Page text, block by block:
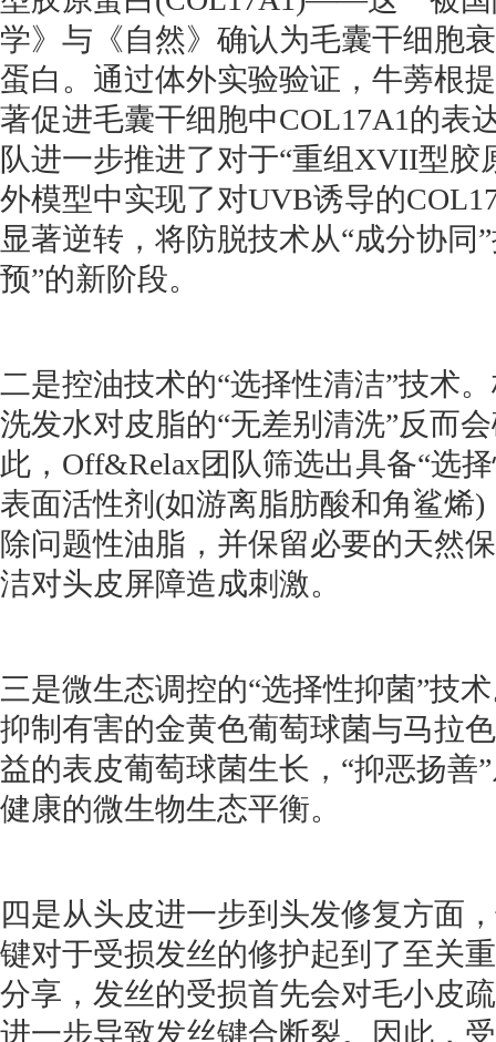
学》与《自然》确认为毛囊干细胞
蛋白。通过体外实验验证，牛蒡根
著促进毛囊干细胞中COL17A1的表
队进一步推进了对于“重组XVII型胶
外模型中实现了对UVB诱导的
显著逆转，将防脱技术从“成分协同
预”的新阶段。
二是控油技术的“选择性清洁”技术
洗发水对皮脂的“无差别清洗”反而
此，Off&Relax团队筛选出具备“选
表面活性剂(如游离脂肪酸和角鲨烯
除问题性油脂，并保留必要的天然
洁对头皮屏障造成刺激。
三是微生态调控的“选择性抑菌”技
抑制有害的金黄色葡萄球菌与马拉
益的表皮葡萄球菌生长，“抑恶扬善
健康的微生物生态平衡。
四是从头皮进一步到头发修复方面
键对于受损发丝的修护起到了至关
分享，发丝的受损首先会对毛小皮
进一步导致发丝键合断裂。因此，